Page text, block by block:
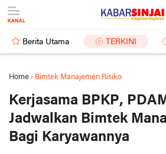
Berita Utama TERKINI
Home › Bimtek Manajemen Risiko
Kerjasama BPKP,
Jadwalkan Bimtek
Bagi Karyawannya